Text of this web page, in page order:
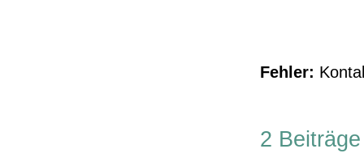
Fehler:
2 Beiträge